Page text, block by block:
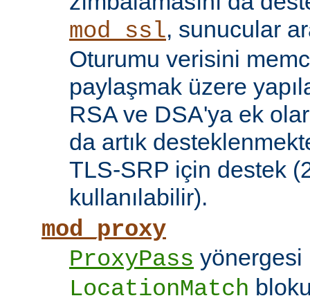
mod_ssl, sunucular
Oturumu verisini
paylaşmak üzere
RSA ve DSA'ya ek
da artık
TLS-SRP için destek
kullanılabilir).
mod_proxy
ProxyPass
LocationMatch